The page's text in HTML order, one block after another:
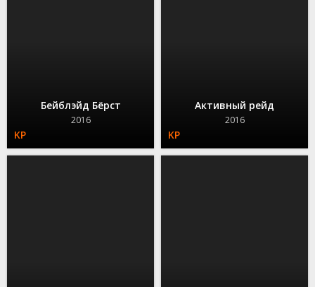
Бейблэйд Бёрст
2016
Активный рейд
2016